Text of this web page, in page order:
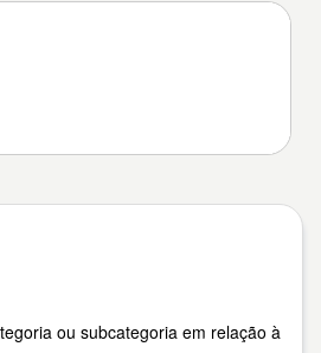
ou subcategoria em relação à